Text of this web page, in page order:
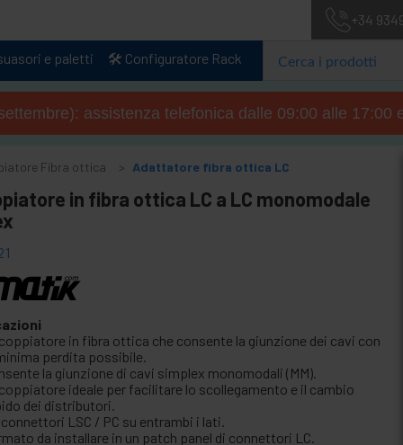
+34
e paletti 🛠️ Configuratore Rack
assistenza telefonica dalle 09:00 alle 17:00
Fibra ottica Adattatore fibra ottica LC
in fibra ottica LC a LC monomodale
in fibra ottica che consente la giunzione dei cavi con
perdita possibile.
la giunzione di cavi simplex monomodali (MM).
ideale per facilitare lo scollegamento e il cambio
dei distributori.
connettori LSC / PC su entrambi i lati.
da installare in un patch panel di connettori LC.